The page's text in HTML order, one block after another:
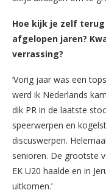
Hoe kijk je zelf
afgelopen jaren?
verrassing?
‘Vorig jaar was een
werd ik Nederlands
dik PR in de laatste
speerwerpen en
discuswerpen.
senioren. De grootste
EK U20 haalde en in
uitkomen.’